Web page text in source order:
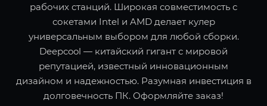
рабочих станций. Широкая совместимость с
сокетами Intel и AMD делает кулер
универсальным выбором для любой сборки.
Deepcool — китайский гигант с мировой
репутацией, известный инновационным
дизайном и надежностью. Разумная инвестиция в
долговечность ПК. Оформляйте заказ!